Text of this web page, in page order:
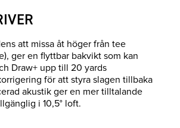
att missa åt höger från tee
ger en flyttbar bakvikt som kan
Draw+ upp till 20 yards
för att styra slagen tillbaka
akustik ger en mer tilltalande
i 10,5° loft.